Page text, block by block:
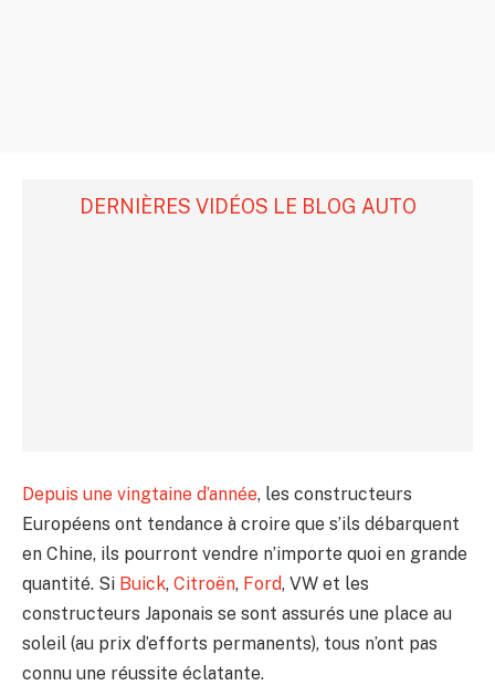
DERNIÈRES VIDÉOS LE BLOG AUTO
Depuis une vingtaine d’année, les constructeurs
Européens ont tendance à croire que s’ils débarquent
en Chine, ils pourront vendre n’importe quoi en grande
quantité. Si Buick, Citroën, Ford, VW et les
constructeurs Japonais se sont assurés une place au
soleil (au prix d’efforts permanents), tous n’ont pas
connu une réussite éclatante.